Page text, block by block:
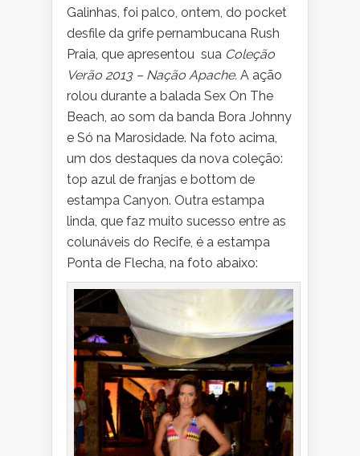
Galinhas, foi palco, ontem, do pocket
desfile da grife pernambucana Rush
Praia, que apresentou sua Coleção
Verão 2013 – Nação Apache. A ação
rolou durante a balada Sex On The
Beach, ao som da banda Bora Johnny
e Só na Marosidade. Na foto acima,
um dos destaques da nova coleção:
top azul de franjas e bottom de
estampa Canyon. Outra estampa
linda, que faz muito sucesso entre as
colunáveis do Recife, é a estampa
Ponta de Flecha, na foto abaixo: